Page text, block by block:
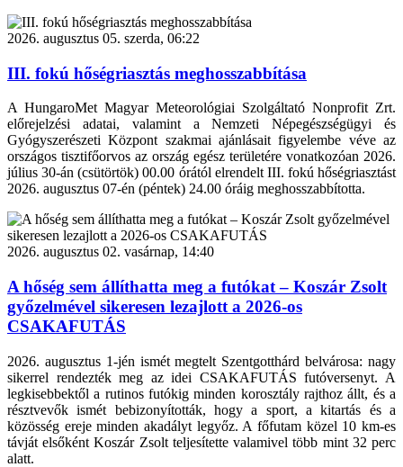
2026. augusztus 05. szerda, 06:22
III. fokú hőségriasztás meghosszabbítása
A HungaroMet Magyar Meteorológiai Szolgáltató Nonprofit Zrt.
előrejelzési adatai, valamint a Nemzeti Népegészségügyi és
Gyógyszerészeti Központ szakmai ajánlásait figyelembe véve az
országos tisztifőorvos az ország egész területére vonatkozóan 2026.
július 30-án (csütörtök) 00.00 órától elrendelt III. fokú hőségriasztást
2026. augusztus 07-én (péntek) 24.00 óráig meghosszabbította.
2026. augusztus 02. vasárnap, 14:40
A hőség sem állíthatta meg a futókat – Koszár Zsolt
győzelmével sikeresen lezajlott a 2026-os
CSAKAFUTÁS
2026. augusztus 1-jén ismét megtelt Szentgotthárd belvárosa: nagy
sikerrel rendezték meg az idei CSAKAFUTÁS futóversenyt. A
legkisebbektől a rutinos futókig minden korosztály rajthoz állt, és a
résztvevők ismét bebizonyították, hogy a sport, a kitartás és a
közösség ereje minden akadályt legyőz. A főfutam közel 10 km-es
távját elsőként Koszár Zsolt teljesítette valamivel több mint 32 perc
alatt.